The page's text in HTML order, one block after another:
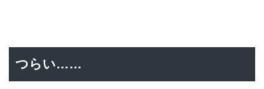
つらい……